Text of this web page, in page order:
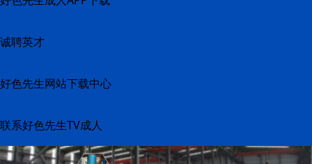
诚聘英才
好色先生网站下载中心
联系好色先生TV成人